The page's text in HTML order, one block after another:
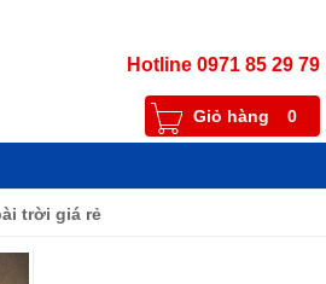
Hotline 0971 85 29 79
Giỏ hàng 0
trời giá rẻ